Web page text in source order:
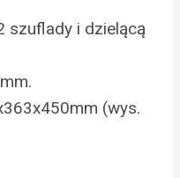
szuflady i dzielącą
(wys.